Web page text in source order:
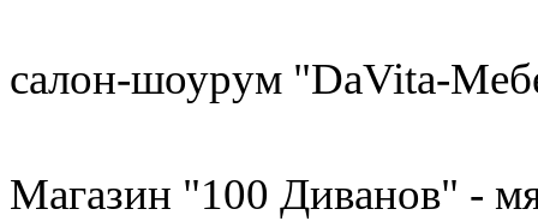
салон-шоурум "DaVita-
Магазин "100 Диванов" -